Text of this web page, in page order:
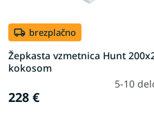
brezplačno
Žepkasta vzmetnica Hunt
kokosom
5-10
228 €